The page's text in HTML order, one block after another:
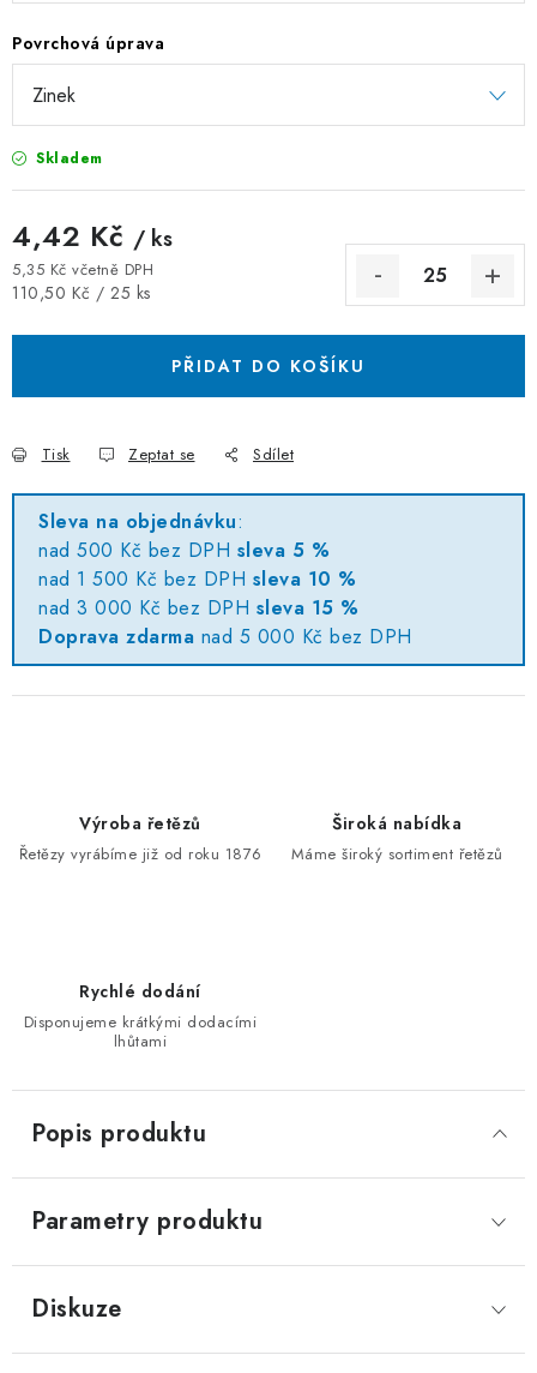
Úvod O nás Spolupráce Novinky Kontakt
Povrchová úprava
Skladem
4,42 Kč / ks
5,35 Kč včetně DPH
Měrná cena:
110,50 Kč / 25 ks
PŘIDAT DO KOŠÍKU
Tisk Zeptat se Sdílet
Sleva na objednávku:
nad 500 Kč bez DPH sleva 5 %
nad 1 500 Kč bez DPH sleva 10 %
nad 3 000 Kč bez DPH sleva 15 %
Doprava zdarma nad 5 000 Kč bez DPH
Výroba řetězů
Řetězy vyrábíme již od roku 1876
Široká nabídka
Máme široký sortiment řetězů
Rychlé dodání
Disponujeme krátkými dodacími
lhůtami
Popis produktu
Parametry produktu
Diskuze